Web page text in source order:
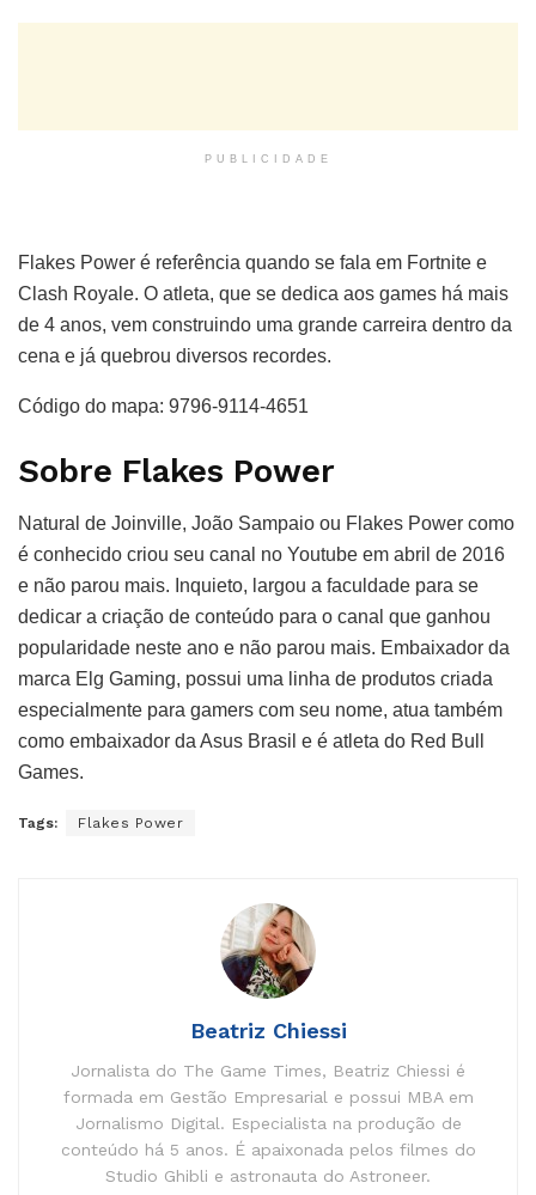
PUBLICIDADE
Flakes Power é referência quando se fala em Fortnite e
Clash Royale. O atleta, que se dedica aos games há mais
de 4 anos, vem construindo uma grande carreira dentro da
cena e já quebrou diversos recordes.
Código do mapa: 9796-9114-4651
Sobre Flakes Power
Natural de Joinville, João Sampaio ou Flakes Power como
é conhecido criou seu canal no Youtube em abril de 2016
e não parou mais. Inquieto, largou a faculdade para se
dedicar a criação de conteúdo para o canal que ganhou
popularidade neste ano e não parou mais. Embaixador da
marca Elg Gaming, possui uma linha de produtos criada
especialmente para gamers com seu nome, atua também
como embaixador da Asus Brasil e é atleta do Red Bull
Games.
Tags: Flakes Power
Beatriz Chiessi
Jornalista do The Game Times, Beatriz Chiessi é
formada em Gestão Empresarial e possui MBA em
Jornalismo Digital. Especialista na produção de
conteúdo há 5 anos. É apaixonada pelos filmes do
Studio Ghibli e astronauta do Astroneer.